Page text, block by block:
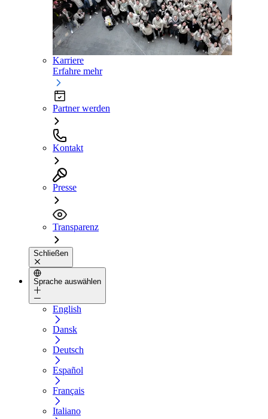
Karriere
Erfahre mehr
Partner werden
Kontakt
Presse
Transparenz
Schließen
Sprache auswählen
English
Dansk
Deutsch
Español
Français
Italiano